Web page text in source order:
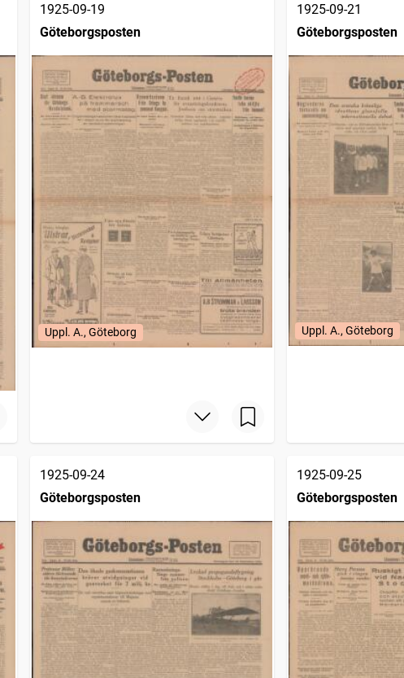
1925-09-19
Göteborgsposten
Uppl. A., Göteborg
1925-09-21
Göteborgsposten
Uppl. A., Göteborg
1925-09-24
Göteborgsposten
1925-09-25
Göteborgsposten